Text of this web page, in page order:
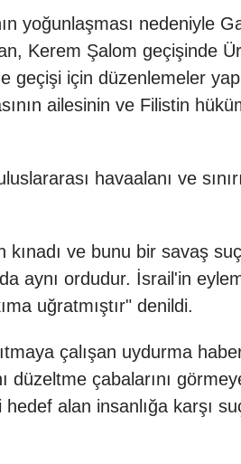
yoğunlaşması nedeniyle
Kerem Şalom geçişinde
geçişi için düzenlemeler
ailesinin ve Filistin
havaalanı ve
kınadı ve bunu bir savaş
aynı ordudur. İsrail'in
uğratmıştır" denildi.
çalışan uydurma
düzeltme çabalarını
alan insanlığa karşı